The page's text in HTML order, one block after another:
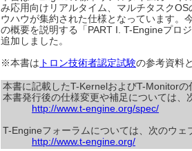
み応用向けリアルタイム、マルチタスク
ウハウが集約された仕様となっています。
の概要を説明する「PART I. T-Engineプロ
追加しました。
※本書は トロン技術者認定試験の参考資料
本書に記載したT-KernelおよびT-Monitor
本書発行後の仕様変更や補足については、
http://www.t-engine.org/spec/
T-Engineフォーラムについては、次のウェ
http://www.t-engine.org/